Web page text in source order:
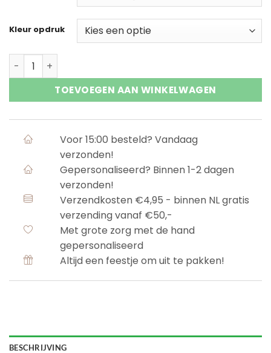
Kleur opdruk
Gepersonaliseerd geboortebordje aantal
TOEVOEGEN AAN WINKELWAGEN
Voor 15:00 besteld? Vandaag
verzonden!
Gepersonaliseerd? Binnen 1-2 dagen
verzonden!
Verzendkosten €4,95 - binnen NL gratis
verzending vanaf €50,-
Met grote zorg met de hand
gepersonaliseerd
Altijd een feestje om uit te pakken!
BESCHRIJVING